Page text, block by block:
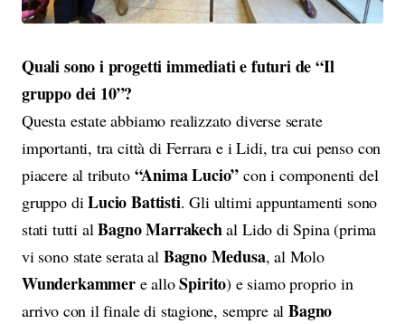
Quali sono i progetti immediati e futuri de “Il
gruppo dei 10”?
Questa estate abbiamo realizzato diverse serate
importanti, tra città di Ferrara e i Lidi, tra cui penso con
piacere al tributo “Anima Lucio” con i componenti del
gruppo diLucio Battisti. Gli ultimi appuntamenti sono
stati tutti alBagno Marrakechal Lido di Spina (prima
vi sono state serata al Bagno Medusa, al Molo
Wunderkammer e alloSpirito) e siamo proprio in
arrivo con il finale di stagione, sempre alBagno